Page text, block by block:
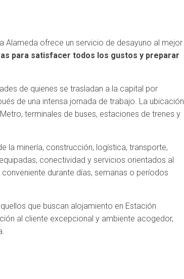
Alameda ofrece un servicio de desayuno al mejor
para satisfacer todos los gustos y preparar
de quienes se trasladan a la capital por
de una intensa jornada de trabajo. La ubicación
terminales de buses, estaciones de trenes y
la minería, construcción, logística, transporte,
conectividad y servicios orientados al
durante días, semanas o períodos
que buscan alojamiento en Estación
al cliente excepcional y ambiente acogedor,